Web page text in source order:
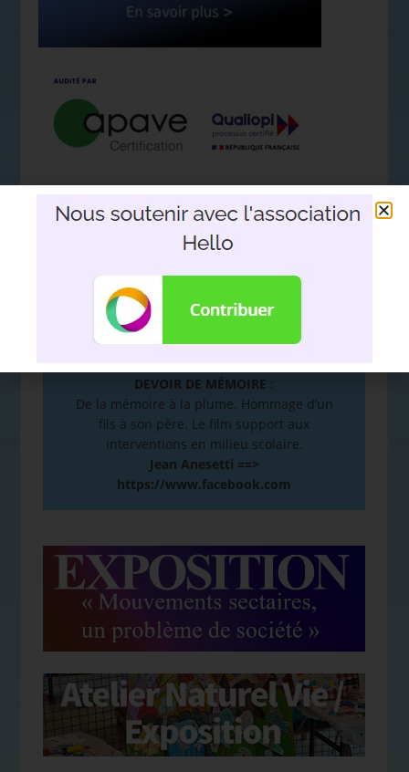
Nous soutenir avec l'association
Hello
DEVOIR DE MÉMOIRE :
De la mémoire à la plume. Hommage d’un
fils à son père. Le film support aux
interventions en milieu scolaire.
Jean Anesetti ==>
https://www.facebook.com